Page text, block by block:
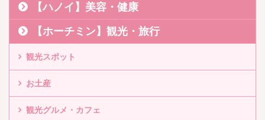
【ハノイ】美容・健康
【ホーチミン】観光・旅行
観光スポット
お土産
観光グルメ・カフェ